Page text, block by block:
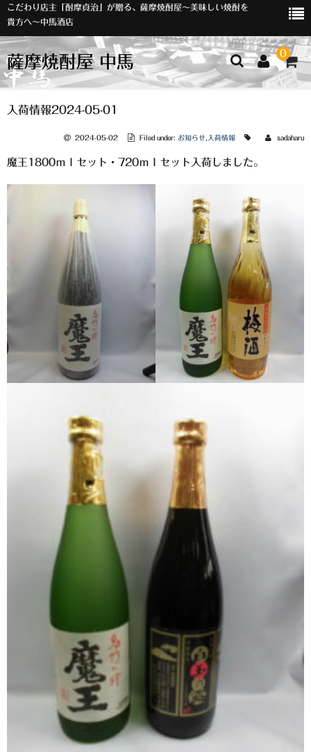
こだわり店主「酎摩貞治」が贈る、薩摩焼酎屋～美味しい焼酎を
貴方へ～中馬酒店
薩摩焼酎屋 中馬 0
ホーム
入荷情報
店主おすすめ
数量限定
季節限定品
セット商品
ウヰスキー
中馬酒店オリジナル
全取扱商品
森伊蔵酒造
村尾酒造
櫻井酒造
吉永酒造場
田村合名
入荷情報2024-05-01
2024-05-02 Filed under: お知らせ 入荷情報 sadaharu
魔王1800ｍｌセット・720ｍｌセット入荷しました。